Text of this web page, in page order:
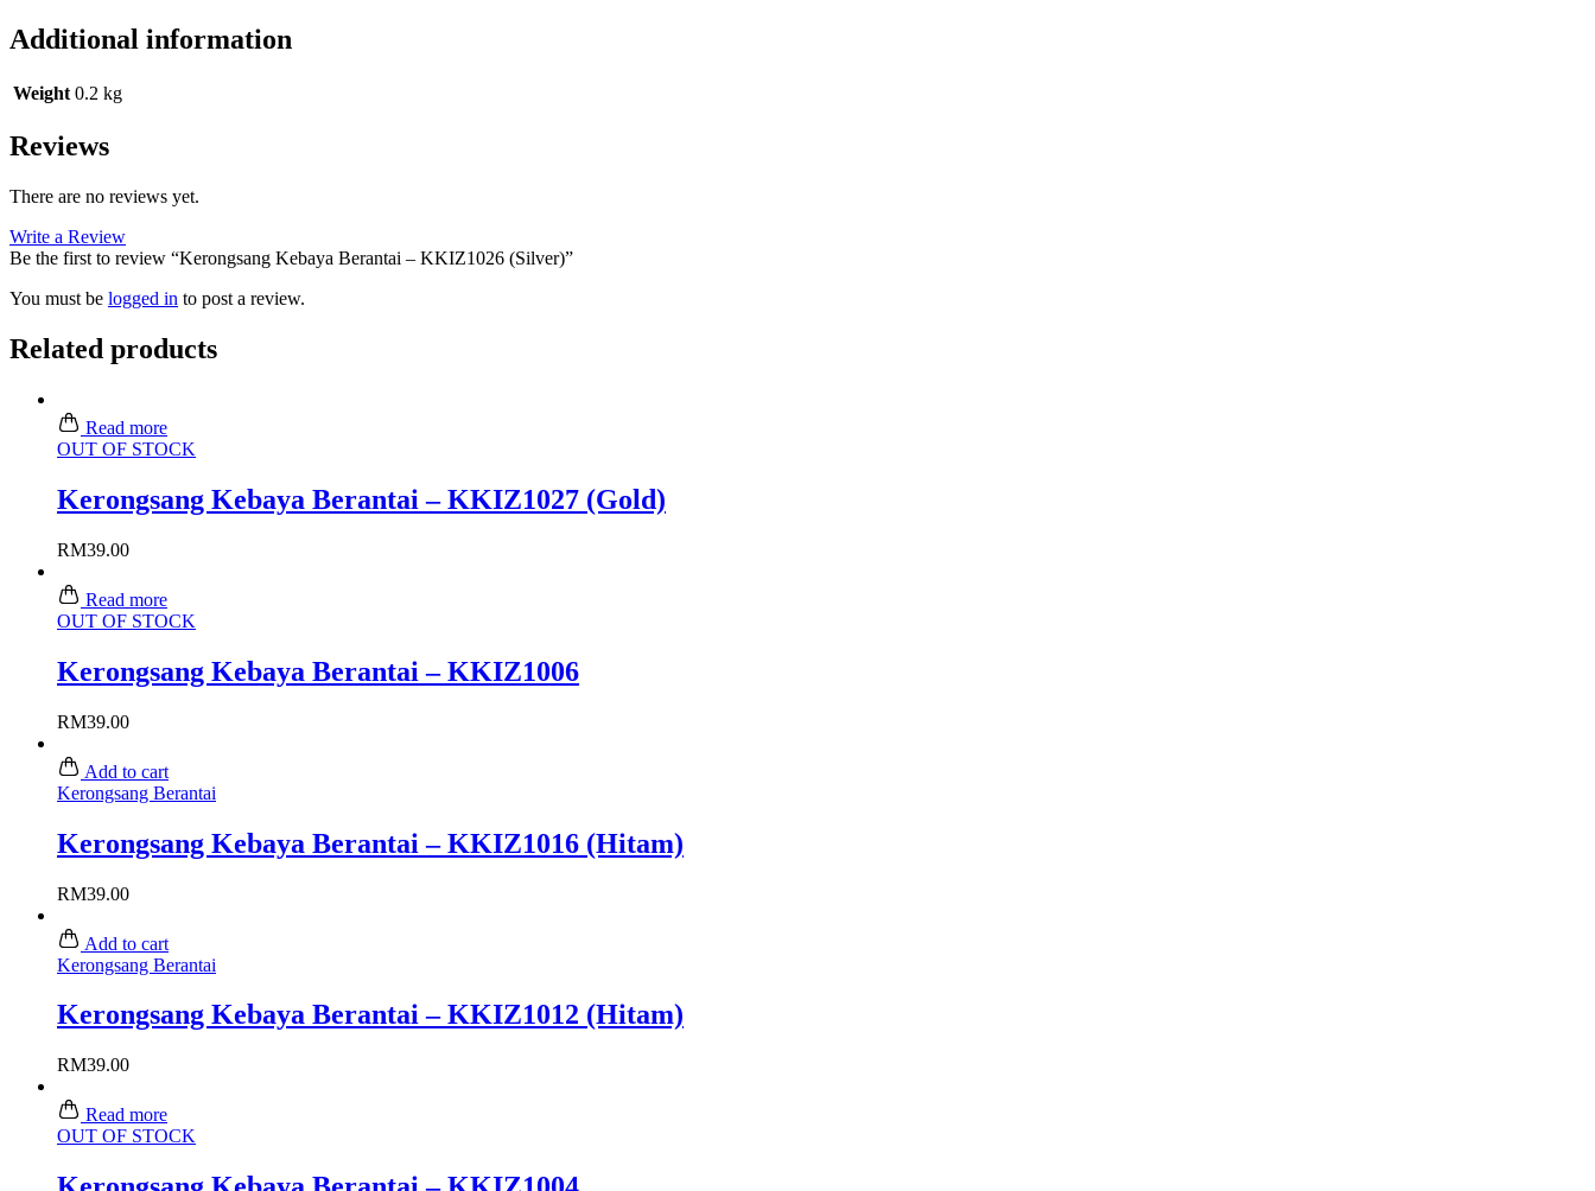
Additional information
Weight 0.2 kg
Reviews
There are no reviews yet.
Write a Review
Be the first to review “Kerongsang Kebaya Berantai – KKIZ1026 (Silver)”
You must be logged in to post a review.
Related products
Read more
OUT OF STOCK
Kerongsang Kebaya Berantai – KKIZ1027 (Gold)
RM39.00
Read more
OUT OF STOCK
Kerongsang Kebaya Berantai – KKIZ1006
RM39.00
Add to cart
Kerongsang Berantai
Kerongsang Kebaya Berantai – KKIZ1016 (Hitam)
RM39.00
Add to cart
Kerongsang Berantai
Kerongsang Kebaya Berantai – KKIZ1012 (Hitam)
RM39.00
Read more
OUT OF STOCK